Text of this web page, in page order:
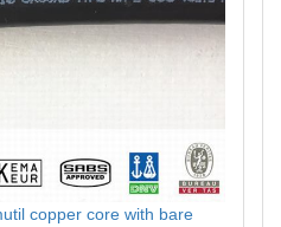
copper core with bare